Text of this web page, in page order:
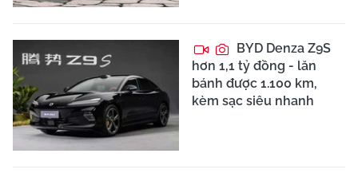
BYD Denza Z9S
hơn 1,1 tỷ đồng - lăn
bánh được 1.100 km,
kèm sạc siêu nhanh